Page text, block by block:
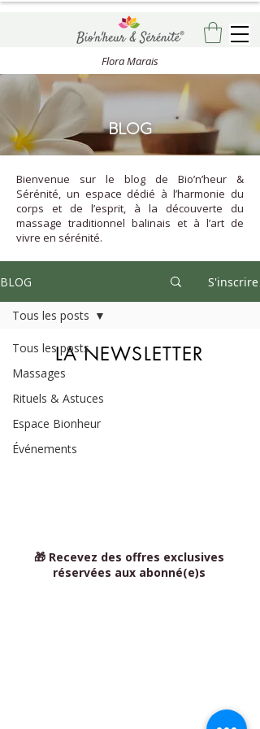
Flora Marais
BLOG
Bienvenue sur le blog de Bio’n’heur &
Sérénité, un espace dédié à l’harmonie du
corps et de l’esprit, à la découverte du
massage traditionnel balinais et à l’art de
vivre en sérénité.
BLOG S'inscrire
Tous les posts
Massages
Rituels & Astuces
Espace Bionheur
Événements
Tous les posts
LA NEWSLETTER
🎁 Recevez des offres exclusives
réservées aux abonné(e)s